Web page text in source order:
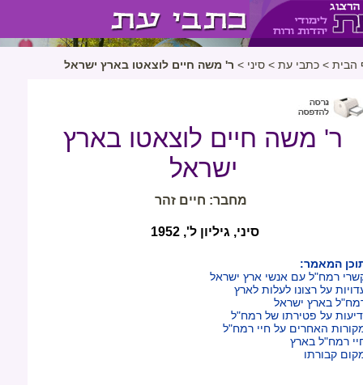
הבית > כתבי עת > סיני > ר' משה חיים לוצאטו בארץ ישראל
ר' משה חיים לוצאטו בארץ
ישראל
מחבר: חיים זהר
סיני, גיליון ל', 1952
המאמר:
רמח"ל עם אנשי ארץ ישראל
על רצונו לעלות לארץ
בארץ ישראל
על פטירתו של רמח"ל
האחרים על חיי רמח"ל
רמח"ל בארץ
קבורתו